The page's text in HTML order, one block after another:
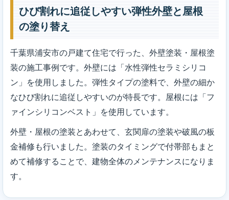
ひび割れに追従しやすい弾性外壁と屋根
の塗り替え
千葉県浦安市の戸建て住宅で行った、外壁塗装・屋根塗
装の施工事例です。外壁には「水性弾性セラミシリコ
ン」を使用しました。弾性タイプの塗料で、外壁の細か
なひび割れに追従しやすいのが特長です。屋根には「フ
ァインシリコンベスト」を使用しています。
外壁・屋根の塗装とあわせて、玄関扉の塗装や破風の板
金補修も行いました。塗装のタイミングで付帯部もまと
めて補修することで、建物全体のメンテナンスになりま
す。